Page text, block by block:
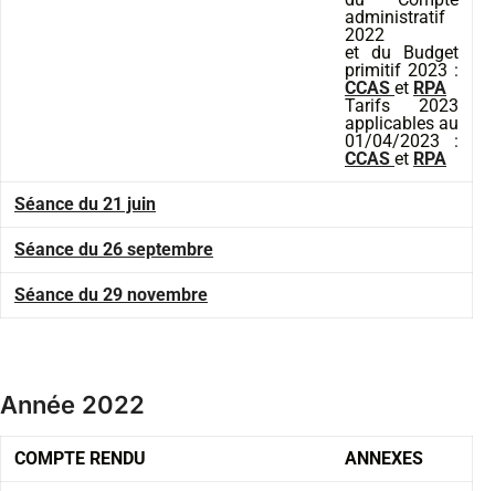
administratif
2022
et du Budget
primitif 2023 :
CCAS et RPA
Tarifs 2023
applicables au
01/04/2023 :
CCAS et RPA
Séance du 21 juin
Séance du 26 septembre
Séance du 29 novembre
Année 2022
COMPTE RENDU ANNEXES